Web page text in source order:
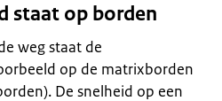
staat op borden
weg staat de
op de matrixborden
De snelheid op een